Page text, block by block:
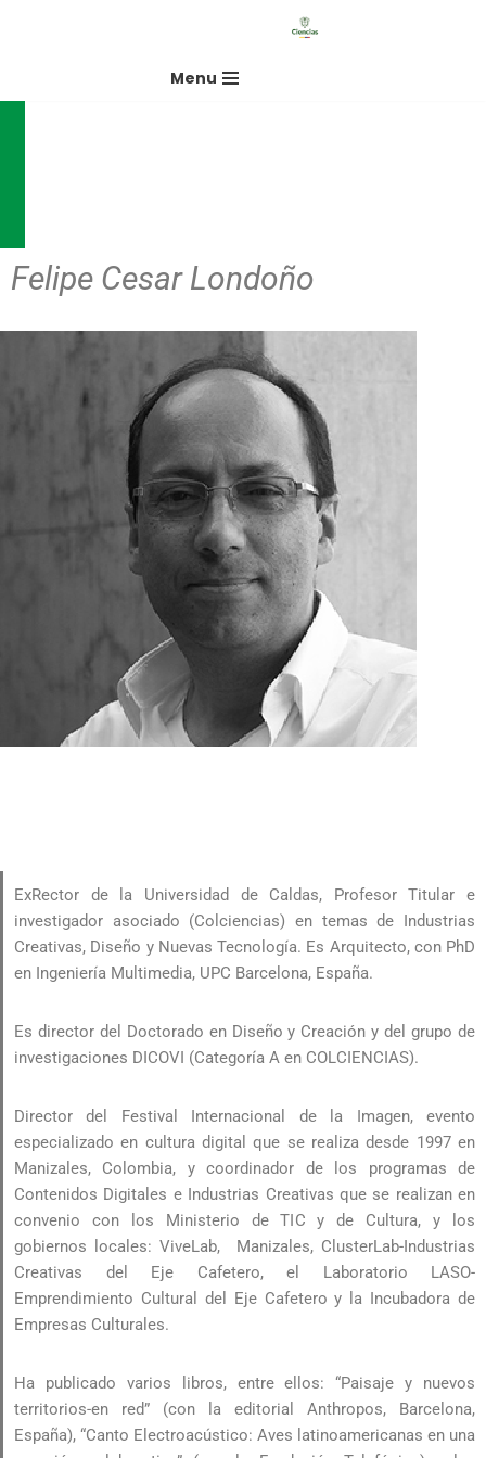
Menu
Felipe Cesar Londoño
ExRector de la Universidad de Caldas, Profesor Titular e
investigador asociado (Colciencias) en temas de Industrias
Creativas, Diseño y Nuevas Tecnología. Es Arquitecto, con PhD
en Ingeniería Multimedia, UPC Barcelona, España.
Es director del Doctorado en Diseño y Creación y del grupo de
investigaciones DICOVI (Categoría A en COLCIENCIAS).
Director del Festival Internacional de la Imagen, evento
especializado en cultura digital que se realiza desde 1997 en
Manizales, Colombia, y coordinador de los programas de
Contenidos Digitales e Industrias Creativas que se realizan en
convenio con los Ministerio de TIC y de Cultura, y los
gobiernos locales: ViveLab, Manizales, ClusterLab-Industrias
Creativas del Eje Cafetero, el Laboratorio LASO-
Emprendimiento Cultural del Eje Cafetero y la Incubadora de
Empresas Culturales.
Ha publicado varios libros, entre ellos: “Paisaje y nuevos
territorios-en red” (con la editorial Anthropos, Barcelona,
España), “Canto Electroacústico: Aves latinoamericanas en una